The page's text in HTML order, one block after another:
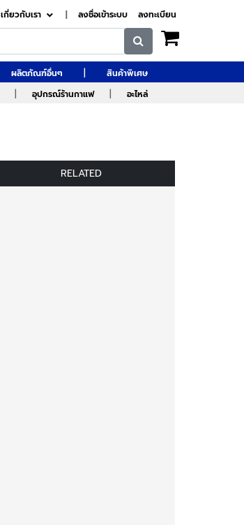
เกี่ยวกับเรา | ลงชื่อเข้าระบบ ลงทะเบียน
ผลิตภัณฑ์อื่นๆ |
สินค้าพิเศษ
| อุปกรณ์ร้านกาแฟ | อะไหล่
RELATED